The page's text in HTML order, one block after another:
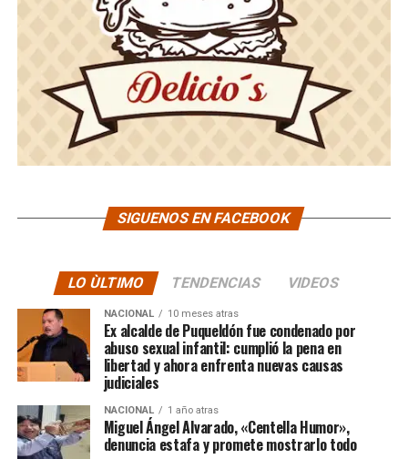
SIGUENOS EN FACEBOOK
LO ÙLTIMO TENDENCIAS VIDEOS
NACIONAL 10 meses atras
Ex alcalde de Puqueldón fue condenado por
abuso sexual infantil: cumplió la pena en
libertad y ahora enfrenta nuevas causas
judiciales
NACIONAL 1 año atras
Miguel Ángel Alvarado, «Centella Humor»,
denuncia estafa y promete mostrarlo todo